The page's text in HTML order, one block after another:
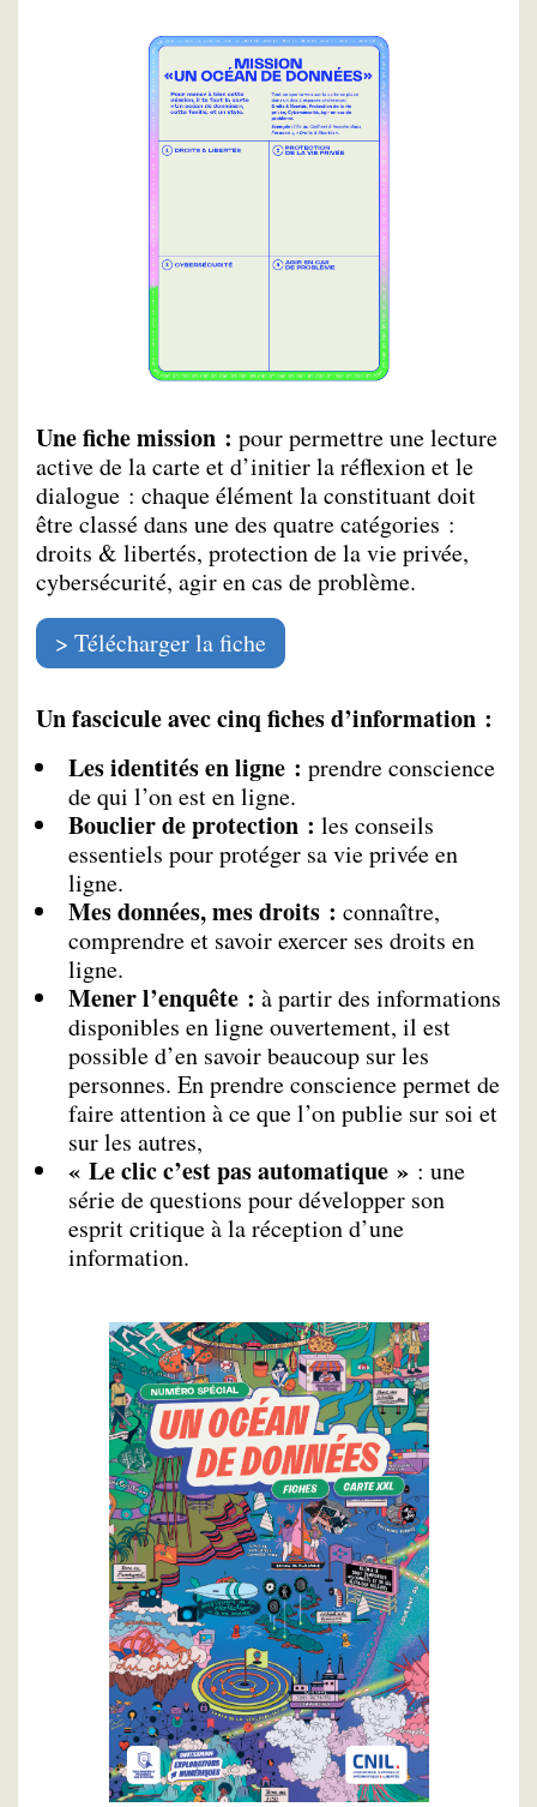
Une fiche mission : pour permettre une lecture
active de la carte et d’initier la réflexion et le
dialogue : chaque élément la constituant doit
être classé dans une des quatre catégories :
droits & libertés, protection de la vie privée,
cybersécurité, agir en cas de problème.
Télécharger la fiche
Un fascicule avec cinq fiches d’information :
Les identités en ligne : prendre conscience
de qui l’on est en ligne.
Bouclier de protection : les conseils
essentiels pour protéger sa vie privée en
ligne.
Mes données, mes droits : connaître,
comprendre et savoir exercer ses droits en
ligne.
Mener l’enquête : à partir des informations
disponibles en ligne ouvertement, il est
possible d’en savoir beaucoup sur les
personnes. En prendre conscience permet de
faire attention à ce que l’on publie sur soi et
sur les autres,
« Le clic c’est pas automatique » : une
série de questions pour développer son
esprit critique à la réception d’une
information.